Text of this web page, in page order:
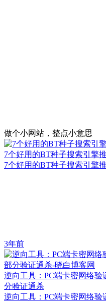
做个小网站，整点小意思
7个好用的BT种子搜索引擎
7个好用的BT种子搜索引擎
3年前
逆向工具：PC端卡密网络
分验证通杀
逆向工具：PC端卡密网络